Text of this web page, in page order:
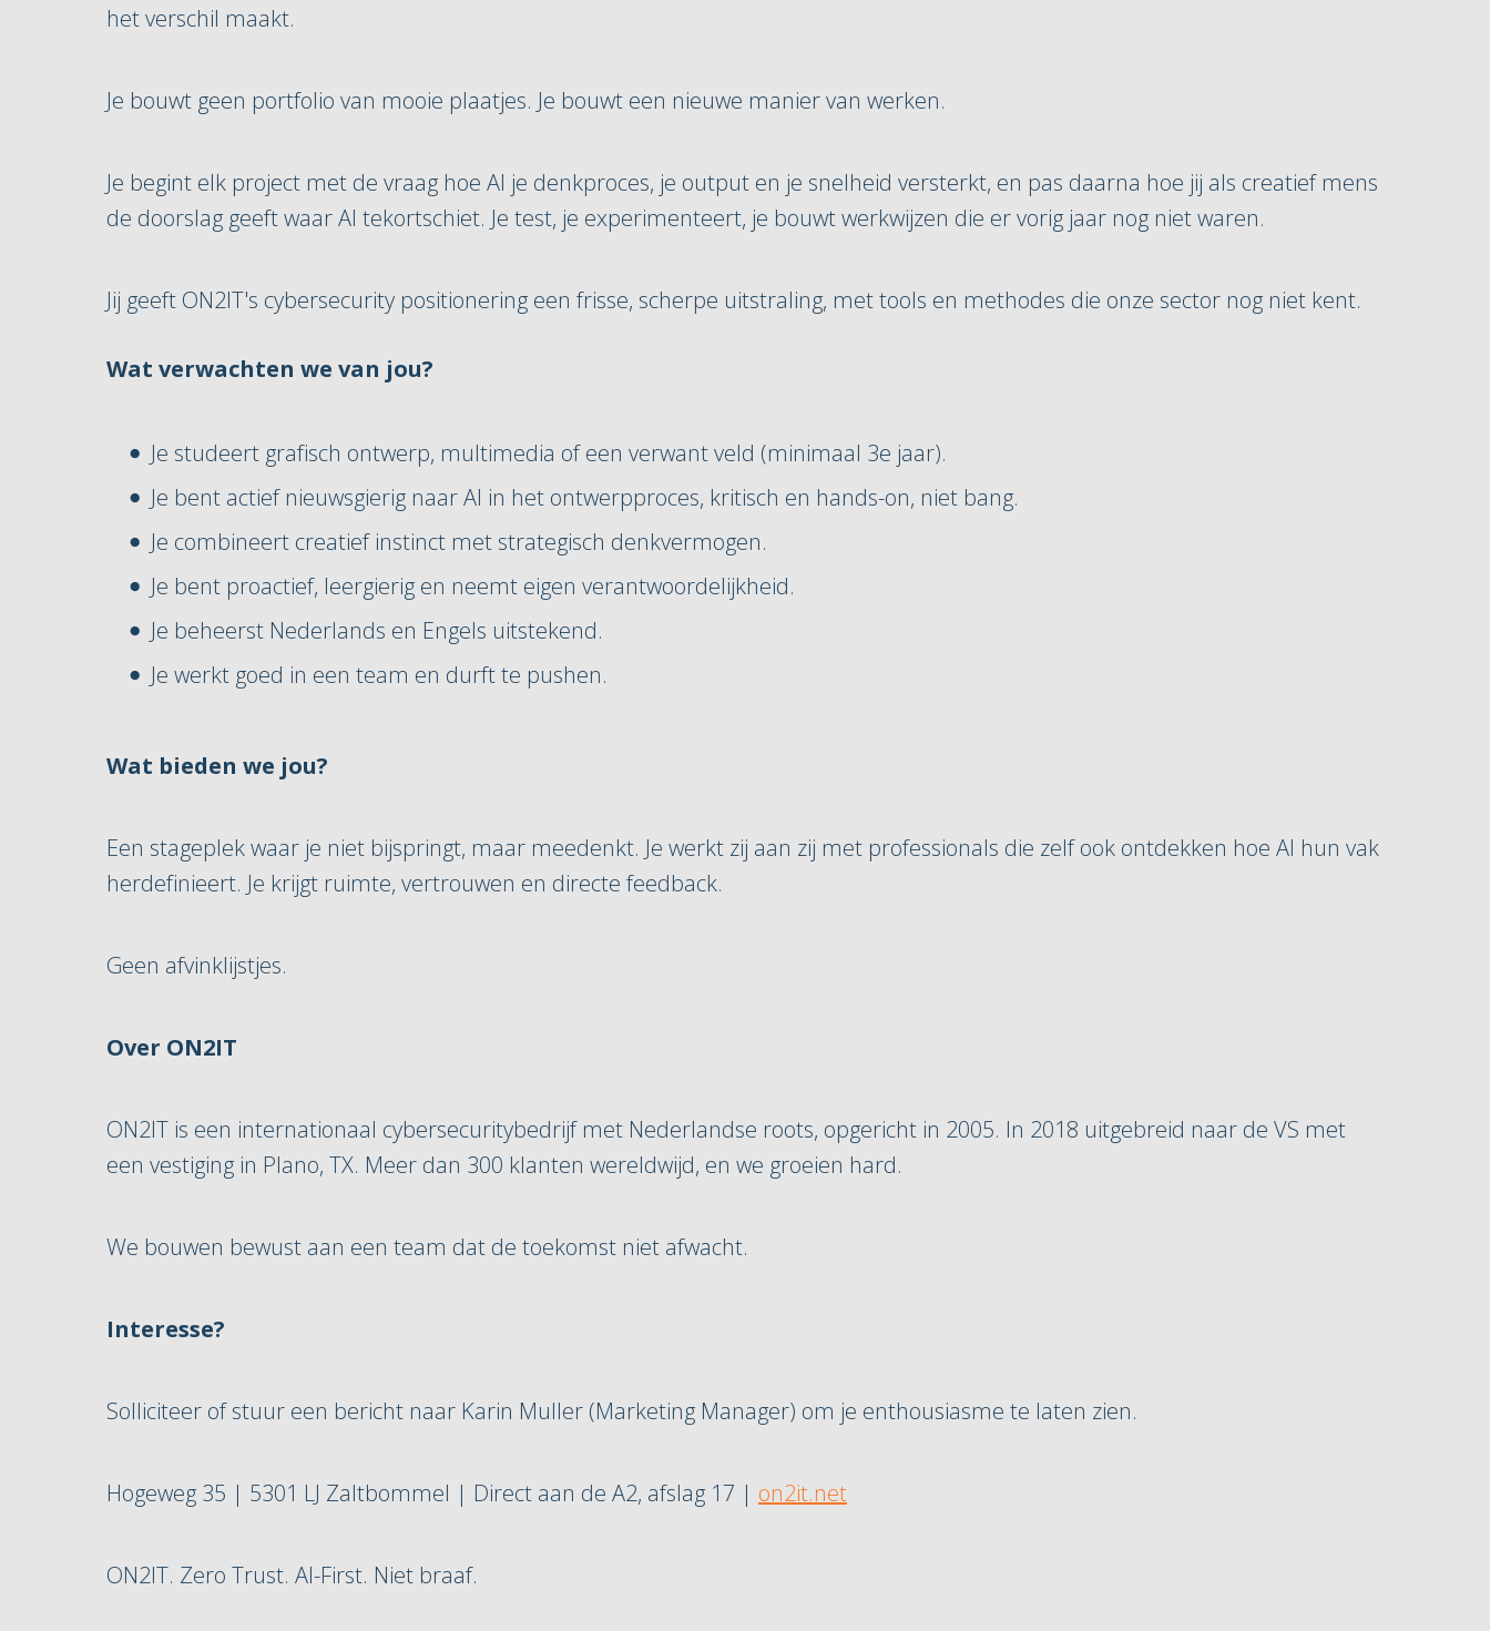
het verschil maakt.
Je bouwt geen portfolio van mooie plaatjes. Je bouwt een nieuwe manier van werken.
Je begint elk project met de vraag hoe AI je denkproces, je output en je snelheid versterkt, en pas daarna hoe jij als creatief mens
de doorslag geeft waar AI tekortschiet. Je test, je experimenteert, je bouwt werkwijzen die er vorig jaar nog niet waren.
Jij geeft ON2IT's cybersecurity positionering een frisse, scherpe uitstraling, met tools en methodes die onze sector nog niet kent.
Wat verwachten we van jou?
Je studeert grafisch ontwerp, multimedia of een verwant veld (minimaal 3e jaar).
Je bent actief nieuwsgierig naar AI in het ontwerpproces, kritisch en hands-on, niet bang.
Je combineert creatief instinct met strategisch denkvermogen.
Je bent proactief, leergierig en neemt eigen verantwoordelijkheid.
Je beheerst Nederlands en Engels uitstekend.
Je werkt goed in een team en durft te pushen.
Wat bieden we jou?
Een stageplek waar je niet bijspringt, maar meedenkt. Je werkt zij aan zij met professionals die zelf ook ontdekken hoe AI hun vak
herdefinieert. Je krijgt ruimte, vertrouwen en directe feedback.
Geen afvinklijstjes.
Over ON2IT
ON2IT is een internationaal cybersecuritybedrijf met Nederlandse roots, opgericht in 2005. In 2018 uitgebreid naar de VS met
een vestiging in Plano, TX. Meer dan 300 klanten wereldwijd, en we groeien hard.
We bouwen bewust aan een team dat de toekomst niet afwacht.
Interesse?
Solliciteer of stuur een bericht naar Karin Muller (Marketing Manager) om je enthousiasme te laten zien.
Hogeweg 35 | 5301 LJ Zaltbommel | Direct aan de A2, afslag 17 | on2it.net
ON2IT. Zero Trust. AI-First. Niet braaf.